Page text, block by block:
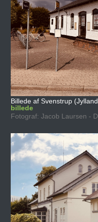
Billede af Svenstrup
billede
Fotograf: Jacob Laursen -